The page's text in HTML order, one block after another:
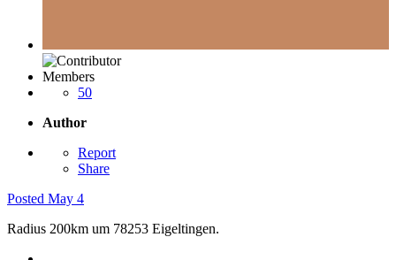
Members
50
Author
Report
Share
Posted May 4
Radius 200km um 78253 Eigeltingen.